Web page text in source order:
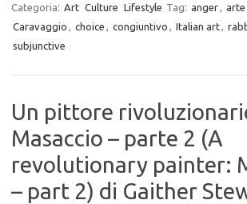
Categoria: Art Culture Lifestyle Tag: anger arte
Caravaggio
choice congiuntivo Italian art
subjunctive
Un pittore
Masaccio – parte 2 (A
revolutionary painter:
– part 2) di Gaither